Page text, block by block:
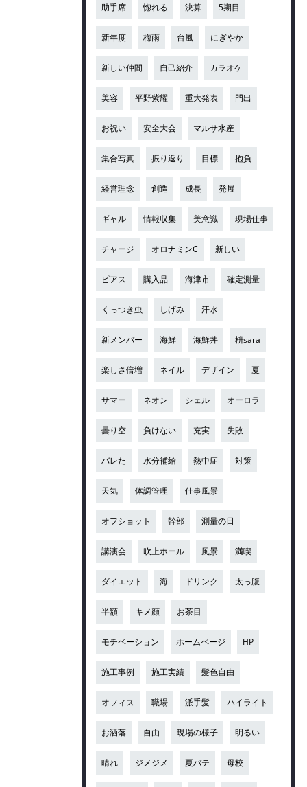
助手席 惚れる 決算 5期目
新年度 梅雨 台風 にぎやか
新しい仲間 自己紹介 カラオケ
美容 平野紫耀 重大発表 門出
お祝い 安全大会 マルサ水産
集合写真 振り返り 目標 抱負
経営理念 創造 成長 発展
ギャル 情報収集 美意識 現場仕事
チャージ オロナミンC 新しい
ピアス 購入品 海津市 確定測量
くっつき虫 しげみ 汗水
新メンバー 海鮮 海鮮丼 枡sara
楽しさ倍増 ネイル デザイン 夏
サマー ネオン シェル オーロラ
曇り空 負けない 充実 失敗
バレた 水分補給 熱中症 対策
天気 体調管理 仕事風景
オフショット 幹部 測量の日
講演会 吹上ホール 風景 満喫
ダイエット 海 ドリンク 太っ腹
半額 キメ顔 お茶目
モチベーション ホームページ HP
施工事例 施工実績 髪色自由
オフィス 職場 派手髪 ハイライト
お洒落 自由 現場の様子 明るい
晴れ ジメジメ 夏バテ 母校